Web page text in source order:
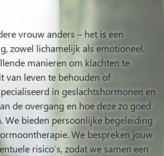
vrouw anders – het is een
zowel lichamelijk als emotioneel.
manieren om klachten te
van leven te behouden of
in geslachtshormonen en
de overgang en hoe deze zo goed
We bieden persoonlijke begeleiding
We bespreken jouw
risico’s, zodat we samen een